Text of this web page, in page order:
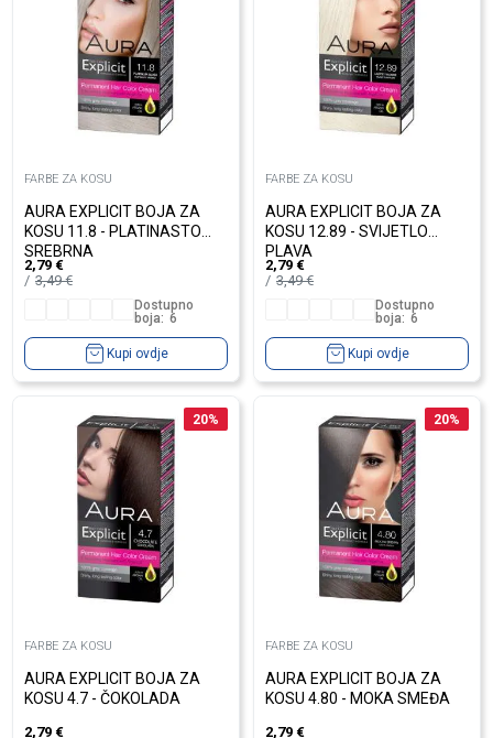
FARBE ZA KOSU
AURA EXPLICIT BOJA ZA
KOSU 11.8 - PLATINASTO
SREBRNA
2,79 €
3,49€
Dostupno
boja: 6
Kupi ovdje
FARBE ZA KOSU
AURA EXPLICIT BOJA ZA
KOSU 12.89 - SVIJETLO
PLAVA
2,79 €
3,49€
Dostupno
boja: 6
Kupi ovdje
20%
FARBE ZA KOSU
AURA EXPLICIT BOJA ZA
KOSU 4.7 - ČOKOLADA
2,79 €
20%
FARBE ZA KOSU
AURA EXPLICIT BOJA ZA
KOSU 4.80 - MOKA SMEĐA
2,79 €